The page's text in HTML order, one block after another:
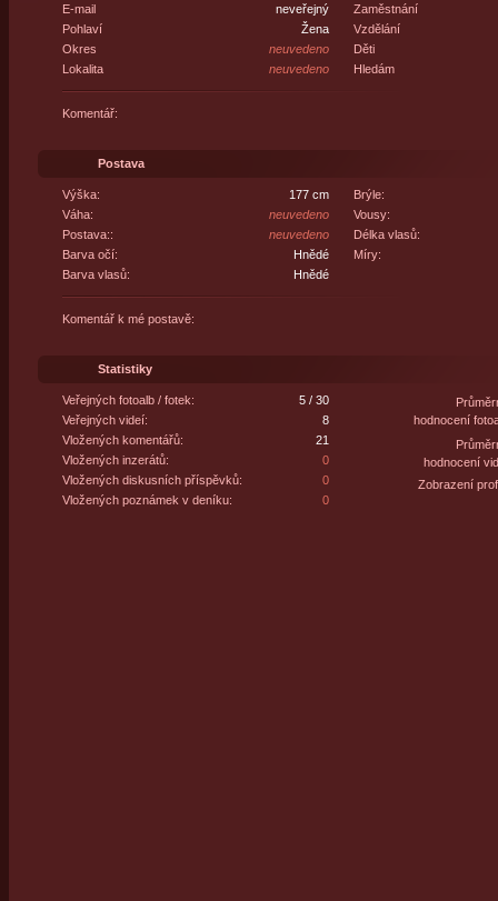
E-mail
neveřejný
Pohlaví
Žena
Okres
neuvedeno
Lokalita
neuvedeno
Zaměstnání
Vzdělání
Děti
Hledám
Komentář:
Postava
Výška:
177 cm
Váha:
neuvedeno
Postava::
neuvedeno
Barva očí:
Hnědé
Barva vlasů:
Hnědé
Brýle:
Vousy:
Délka vlasů:
Míry:
Komentář k mé postavě:
Statistiky
Veřejných fotoalb / fotek:
5 / 30
Veřejných videí:
8
Vložených komentářů:
21
Vložených inzerátů:
0
Vložených diskusních příspěvků:
0
Vložených poznámek v deníku:
0
hodnocení
hodnocení
Zobrazení